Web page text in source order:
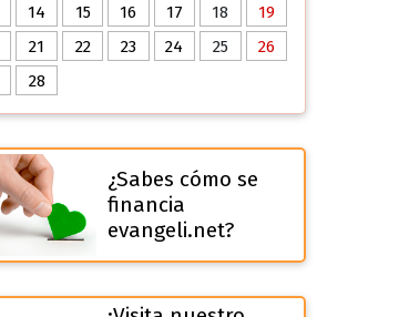
14 15 16 17 18
19
21 22 23 24 25
26
28
¿Sabes cómo se
financia
evangeli.net?